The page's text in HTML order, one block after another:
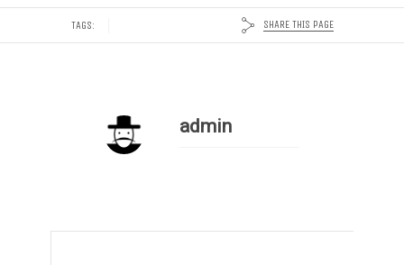
TAGS: SHARE THIS PAGE
admin